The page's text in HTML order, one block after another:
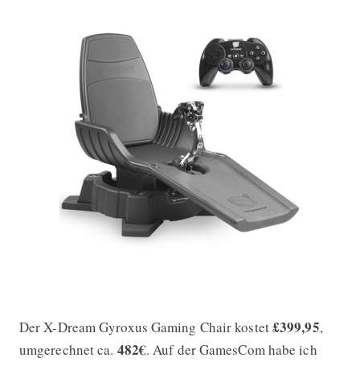
Der X-Dream Gyroxus Gaming Chair kostet£399,95,
umgerechnet ca. 482€. Auf der GamesCom habe ich